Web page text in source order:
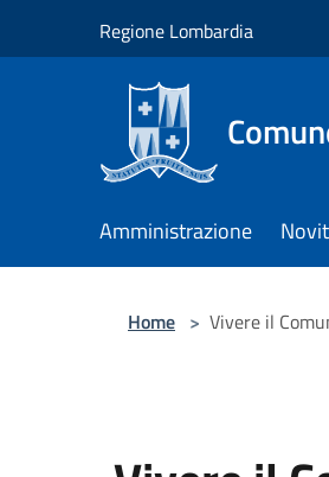
Regione Lombardia
Amministrazione
Home > Vivere il